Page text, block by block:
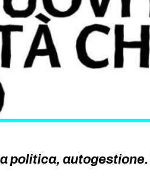
politica,